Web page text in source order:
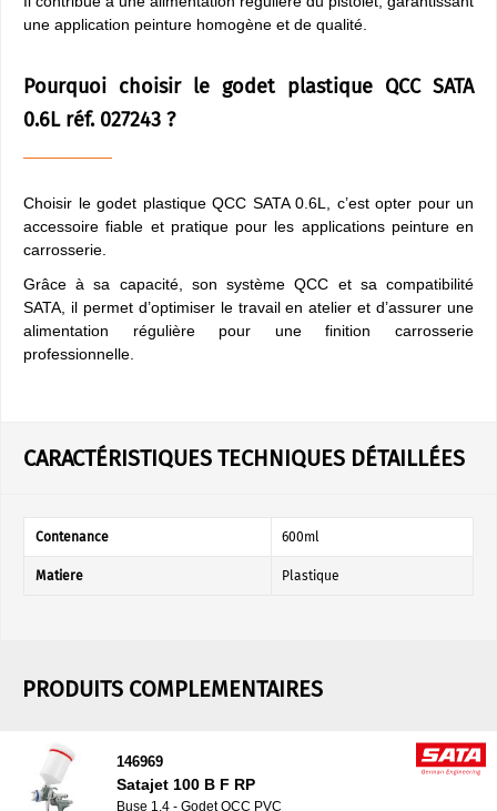
une application peinture homogène et de qualité.
Pourquoi choisir le godet plastique QCC SATA
0.6L réf. 027243 ?
Choisir le godet plastique QCC SATA 0.6L, c’est opter pour un
accessoire fiable et pratique pour les applications peinture en
carrosserie.
Grâce à sa capacité, son système QCC et sa compatibilité
SATA, il permet d’optimiser le travail en atelier et d’assurer une
alimentation régulière pour une finition carrosserie
professionnelle.
CARACTÉRISTIQUES TECHNIQUES DÉTAILLÉES
Contenance 600ml
Matiere Plastique
PRODUITS COMPLEMENTAIRES
146969
Satajet 100 B F RP
Buse 1.4 - Godet QCC PVC